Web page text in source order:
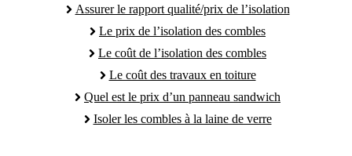
Assurer le rapport qualité/prix de l’isolation
Le prix de l’isolation des combles
Le coût de l’isolation des combles
Le coût des travaux en toiture
Quel est le prix d’un panneau sandwich
Isoler les combles à la laine de verre